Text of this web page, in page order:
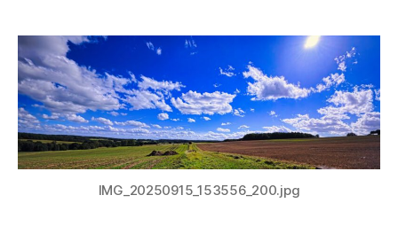
IMG_20250915_153556_200.jpg